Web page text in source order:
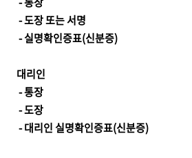
- 도장 또는 서명
- 실명확인증표(신분증)
대리인
- 통장
- 도장
- 대리인 실명확인증표(신분증)